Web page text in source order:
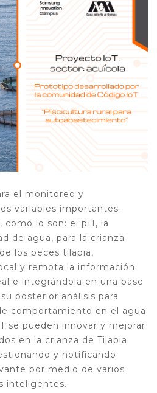
el monitoreo y
variables importantes-
como lo son: el pH, la
de agua, para la crianza
los peces tilapia,
y remota la información
e integrándola en una base
posterior análisis para
comportamiento en el agua
se pueden innovar y mejorar
en la crianza de Tilapia
y notificando
por medio de varios
inteligentes.